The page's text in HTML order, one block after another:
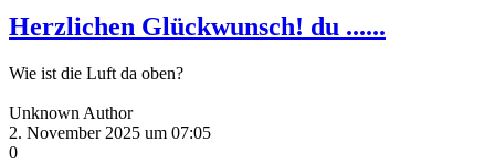
Herzlichen Glückwunsch! du ......
Wie ist die Luft da oben?
Unknown Author
2. November 2025 um 07:05
0